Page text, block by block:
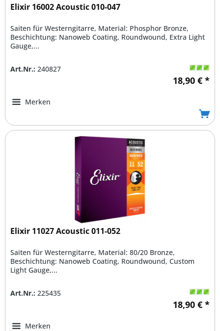
Elixir 16002 Acoustic 010-047
Saiten für Westerngitarre, Material: Phosphor Bronze,
Beschichtung: Nanoweb Coating, Roundwound, Extra Light
Gauge,...
Art.Nr.: 240827
18,90 € *
Merken
Elixir 11027 Acoustic 011-052
Saiten für Westerngitarre, Material: 80/20 Bronze,
Beschichtung: Nanoweb Coating, Roundwound, Custom
Light Gauge,...
Art.Nr.: 225435
18,90 € *
Merken